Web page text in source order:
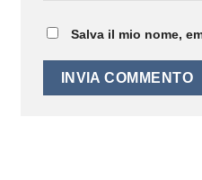
Salva il mio nome,